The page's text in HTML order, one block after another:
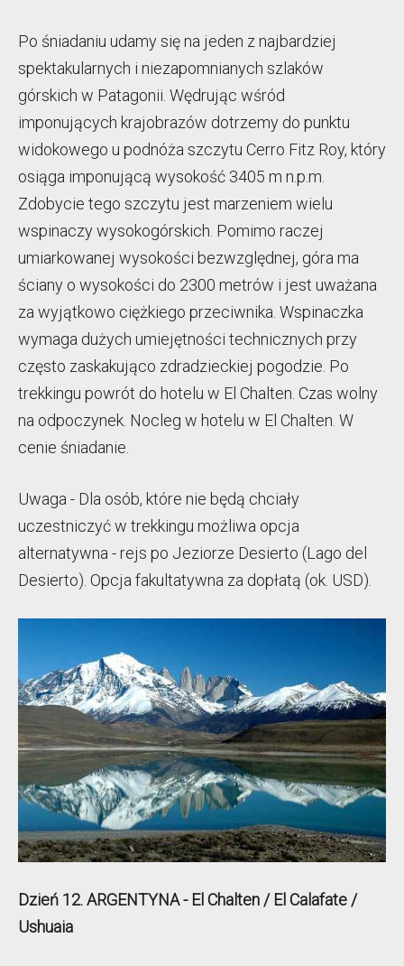
Po śniadaniu udamy się na jeden z najbardziej
spektakularnych i niezapomnianych szlaków
górskich w Patagonii. Wędrując wśród
imponujących krajobrazów dotrzemy do punktu
widokowego u podnóża szczytu Cerro Fitz Roy, który
osiąga imponującą wysokość 3405 m n.p.m.
Zdobycie tego szczytu jest marzeniem wielu
wspinaczy wysokogórskich. Pomimo raczej
umiarkowanej wysokości bezwzględnej, góra ma
ściany o wysokości do 2300 metrów i jest uważana
za wyjątkowo ciężkiego przeciwnika. Wspinaczka
wymaga dużych umiejętności technicznych przy
często zaskakująco zdradzieckiej pogodzie. Po
trekkingu powrót do hotelu w El Chalten. Czas wolny
na odpoczynek. Nocleg w hotelu w El Chalten. W
cenie śniadanie.
Uwaga - Dla osób, które nie będą chciały
uczestniczyć w trekkingu możliwa opcja
alternatywna - rejs po Jeziorze Desierto (Lago del
Desierto). Opcja fakultatywna za dopłatą (ok. USD).
Dzień 12. ARGENTYNA - El Chalten / El Calafate /
Ushuaia